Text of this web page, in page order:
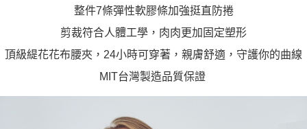
每筆NT$70，滿NT$799(含以上)免運費
每筆NT$70，滿NT$799(含以上)免運費
每筆NT$100
整件7條彈性軟膠條加強挺直防捲
剪裁符合人體工學，肉肉更加固定塑形
頂級緹花花布腰夾，24小時可穿著，親膚舒適，守護你的曲線
MIT台灣製造品質保證